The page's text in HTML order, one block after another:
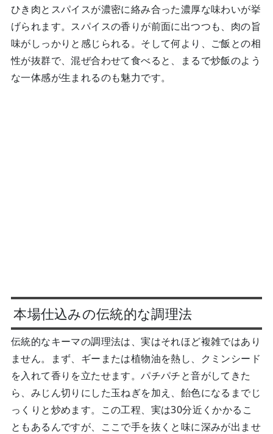
ひき肉とスパイスが濃密に絡み合った濃厚な味わいが挙
げられます。スパイスの香りが前面に出つつも、肉の旨
味がしっかりと感じられる。そして何より、ご飯との相
性が抜群で、混ぜ合わせて食べると、まるで炒飯のよう
な一体感が生まれるのも魅力です。
本場仕込みの伝統的な調理法
伝統的なキーマの調理法は、実はそれほど複雑ではあり
ません。まず、ギーまたは植物油を熱し、クミンシード
を入れて香りを立たせます。パチパチと音がしてきた
ら、みじん切りにした玉ねぎを加え、飴色になるまでじ
っくりと炒めます。この工程、実は30分近くかかるこ
ともあるんですが、ここで手を抜くと味に深みが出ませ